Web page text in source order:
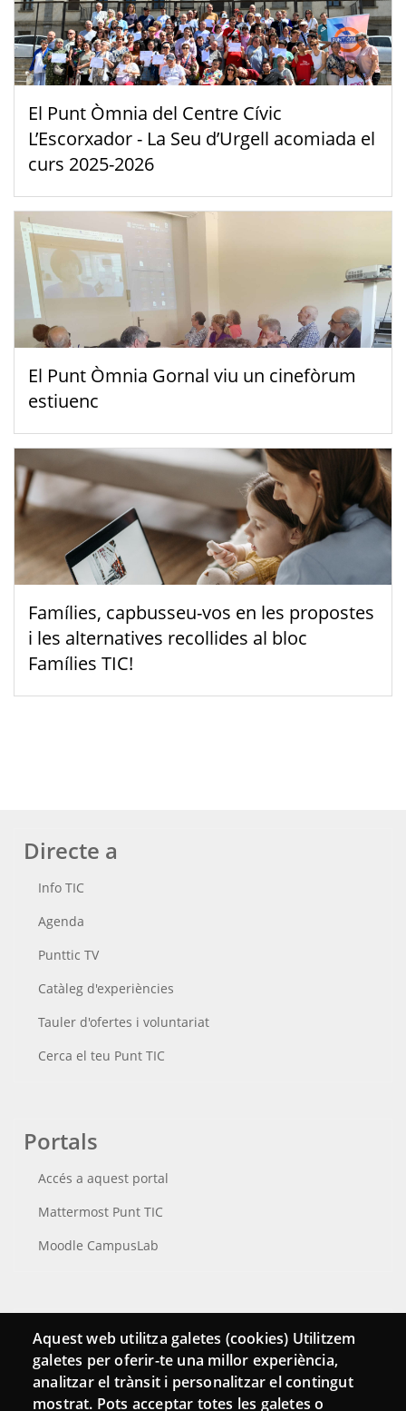
El Punt Òmnia del Centre Cívic
L’Escorxador - La Seu d’Urgell acomiada el
curs 2025-2026
El Punt Òmnia Gornal viu un cinefòrum
estiuenc
Famílies, capbusseu-vos en les propostes
i les alternatives recollides al bloc
Famílies TIC!
Directe a
Info TIC
Agenda
Punttic TV
Catàleg d'experiències
Tauler d'ofertes i voluntariat
Cerca el teu Punt TIC
Portals
Accés a aquest portal
Mattermost Punt TIC
Moodle CampusLab
Connecta
Bustia de contacte
Butlletins
Aquest web utilitza galetes (cookies) Utilitzem
galetes per oferir-te una millor experiència,
analitzar el trànsit i personalitzar el contingut
mostrat. Pots acceptar totes les galetes o